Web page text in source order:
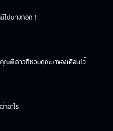
ไปบางกอก !
ณพี่ดาวที่ช่วยคุณย่าของเดือนไว้
อะไร